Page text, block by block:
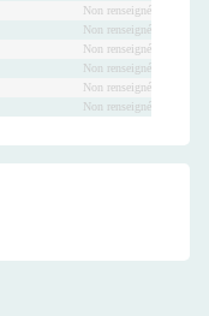
Non renseigné
Non renseigné
Non renseigné
Non renseigné
Non renseigné
Non renseigné